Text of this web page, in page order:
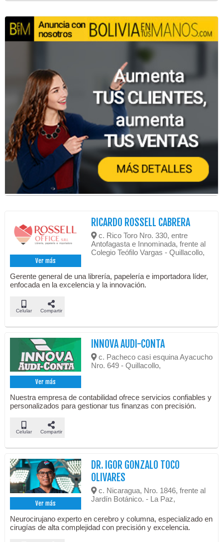
Ver más
RICARDO ROSSELL CABRERA
c. Rico Toro Nro. 330, entre
Antofagasta e Innominada, frente al
Colegio Teófilo Vargas - Quillacollo,
Gerente general de una librería, papelería e importadora líder,
enfocada en la excelencia y la innovación.
Celular Compartir
Ver más
INNOVA AUDI-CONTA
c. Pacheco casi esquina Ayacucho
Nro. 649 - Quillacollo,
Nuestra empresa de contabilidad ofrece servicios confiables y
personalizados para gestionar tus finanzas con precisión.
Celular Compartir
Ver más
DR. IGOR GONZALO TOCO
OLIVARES
c. Nicaragua, Nro. 1846, frente al
Jardín Botánico. - La Paz,
Neurocirujano experto en cerebro y columna, especializado en
cirugías de alta complejidad con precisión y excelencia.